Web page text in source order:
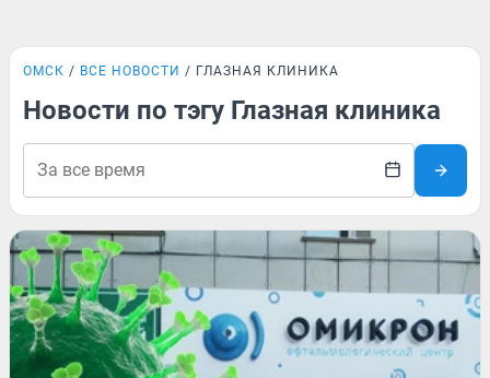
ОМСК ВСЕ НОВОСТИ ГЛАЗНАЯ КЛИНИКА
Новости по тэгу Глазная клиника